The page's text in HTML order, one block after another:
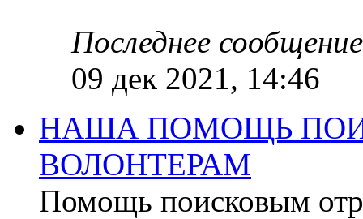
Последнее сообщение
09 дек 2021, 14:46
НАША ПОМОЩЬ
ВОЛОНТЕРАМ
Помощь поисковым